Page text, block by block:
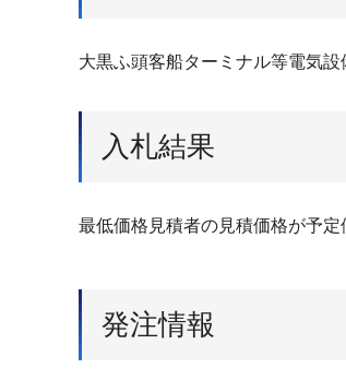
大黒ふ頭客船ターミナル等電気
入札結果
最低価格見積者の見積価格が予
発注情報